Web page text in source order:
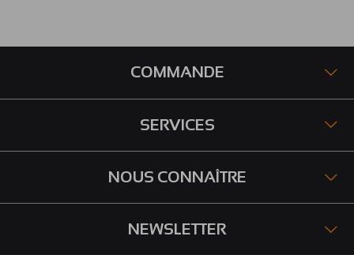
COMMANDE
SERVICES
NOUS CONNAÎTRE
NEWSLETTER